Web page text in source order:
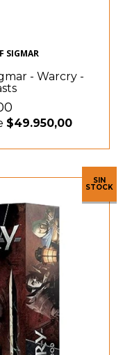
SIGMAR
- Warcry -
$49.950,00
SIN
STOCK